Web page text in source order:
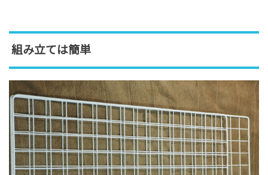
組み立ては簡単